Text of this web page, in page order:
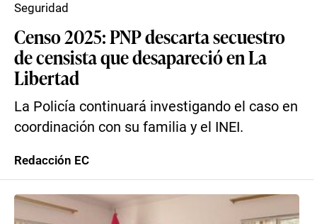
Censo 2025: PNP descarta secuestro
de censista que desapareció en La
Libertad
La Policía continuará investigando el caso en
coordinación con su familia y el INEI.
Seguridad
Redacción EC